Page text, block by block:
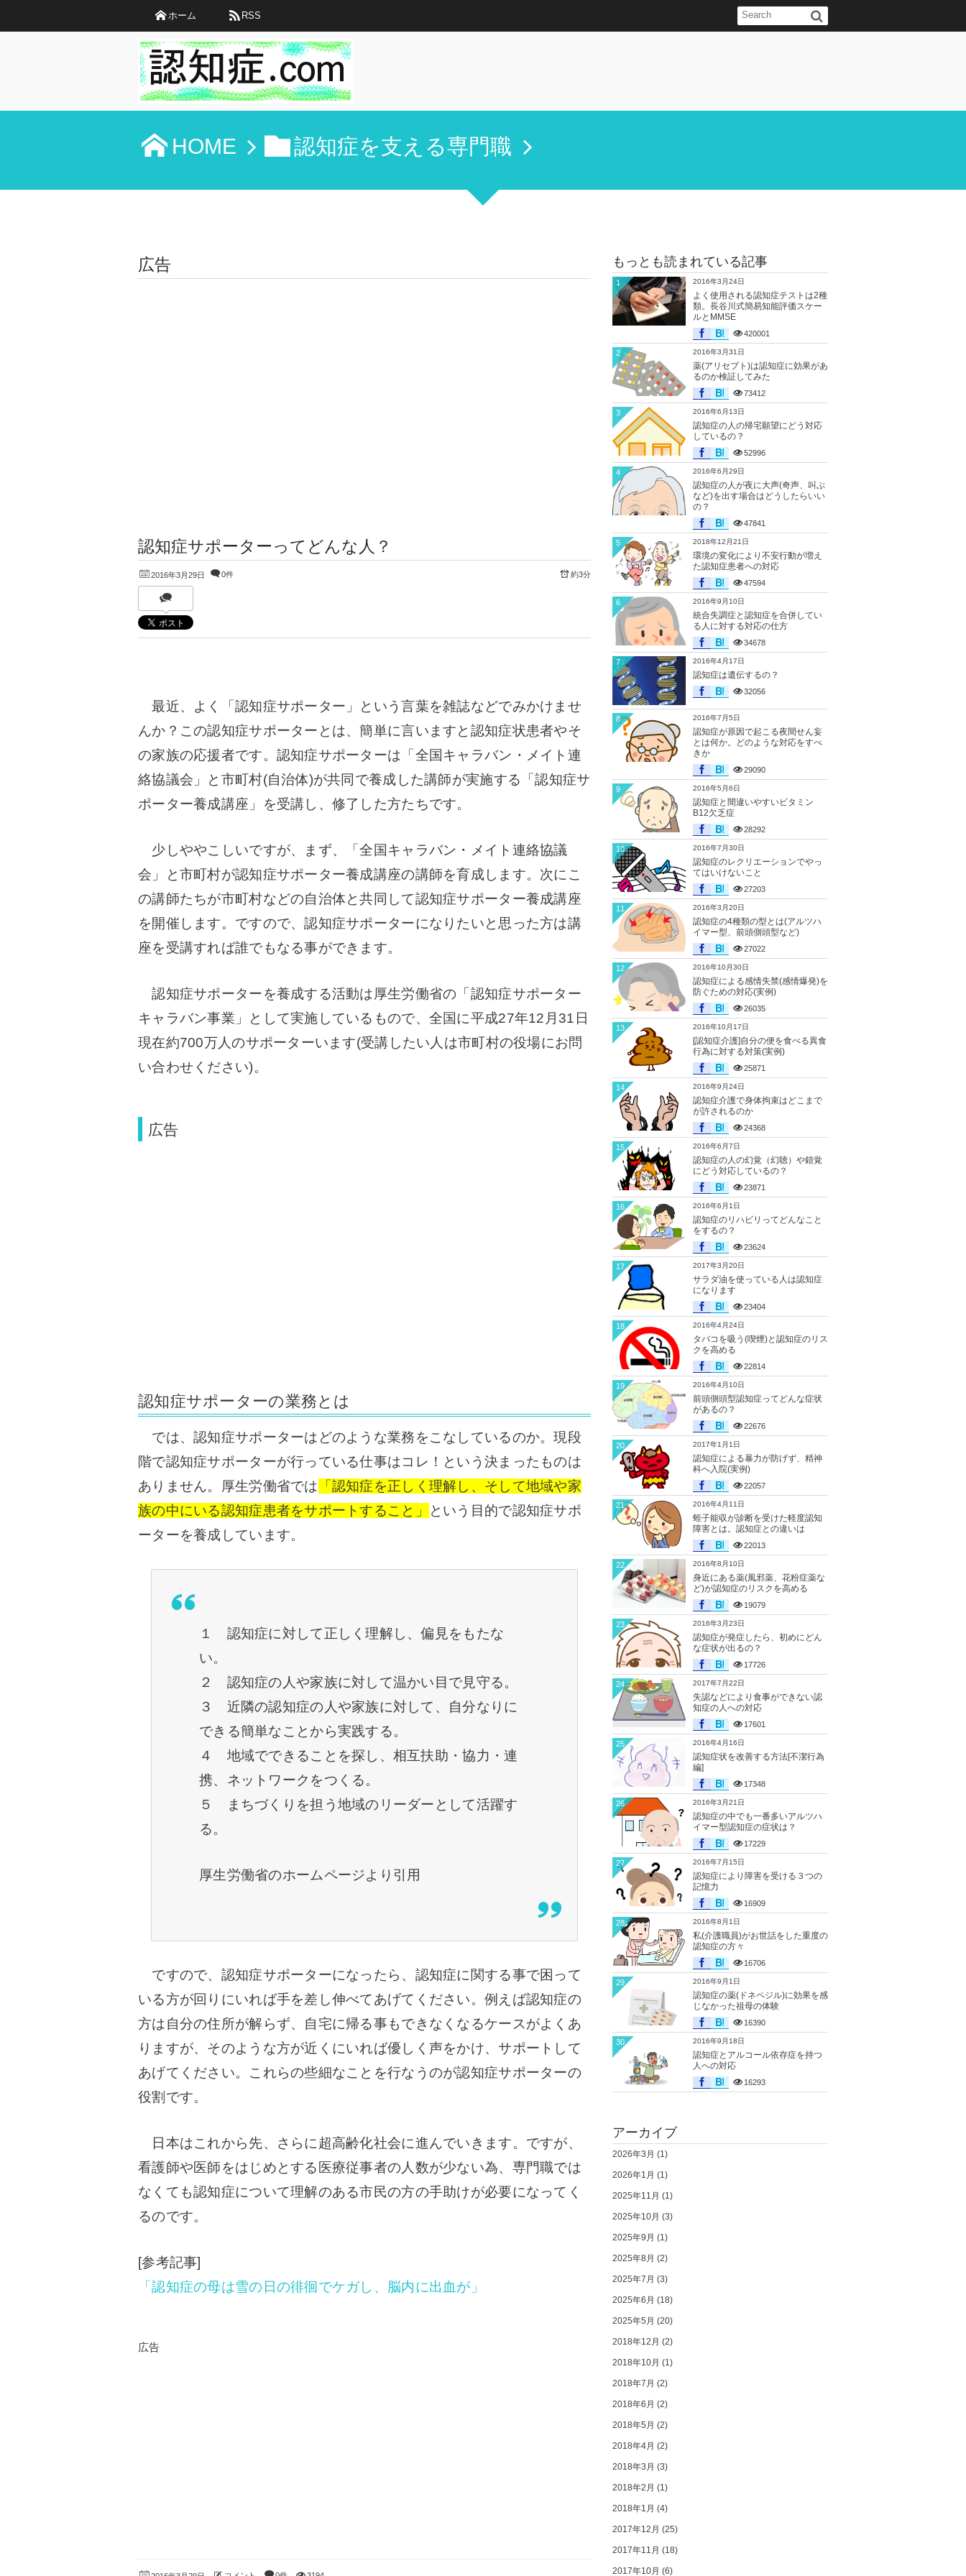
ホーム RSS
HOME 認知症を支える専門職
広告
認知症サポーターってどんな人？
2016年3月29日 0件 約3分
最近、よく「認知症サポーター」という言葉を雑誌などでみかけませ
んか？ この認知症サポーターとは、簡単に言いますと認知症状患者やそ
の家族の応援者です。 認知症サポーターは「全国キャラバン・メイト連
絡協議会 」と市町村(自治体)が共同で養成した講師が実施する「認知症サ
ポーター養成講座」を受講し、修了した方たちです。
少しややこしいですが、
まず、「全国キャラバン・メイト連絡協議
会 」と市町村が認知症サポーター養成講座の講師を育成します。 次にこ
の講師たちが市町村などの自治体と共同して認知症サポーター養成講座
を開催します。 ですので、認知症サポーターになりたいと思った方は講
座を受講すれば誰でもなる事ができます。
認知症サポーターを養成する活動は厚生労働省の「認知症サポーター
キャラバン事業」として実施しているもので、全国に平成27年12月31日
現在約700万人のサポーターいます(受講したい人は市町村の役場にお問
い合わせください)。
広告
認知症サポーターの業務とは
では、認知症サポーターはどのような業務をこなしているのか。現段
階で認知症サポーターが行っている仕事はコレ！という決まったものは
ありません。
厚生労働省では 「認知症を正しく理解し、そして地域や家
族の中にいる認知症患者をサポートすること」
という目的で認知症サポ
ーターを養成しています。
１ 認知症に対して正しく理解し、偏見をもたな
い。
２ 認知症の人や家族に対して温かい目で見守る。
３ 近隣の認知症の人や家族に対して、自分なりに
できる簡単なことから実践する。
４ 地域でできることを探し、相互扶助・協力・連
携、ネットワークをつくる。
５ まちづくりを担う地域のリーダーとして活躍す
る。
厚生労働省のホームページより引用
ですので、認知症サポーターになったら、 認知症に関する事で困って
いる方が回りにいれば手を差し伸べてあげてください。 例えば認知症の
方は自分の住所が解らず、自宅に帰る事もできなくなるケースがよくあ
りますが、 そのような方が近くにいれば優しく声をかけ、サポートして
あげてください。 これらの些細なことを行なうのが認知症サポーターの
役割です。
日本はこれから先、さらに超高齢化社会に進んでいきます。 ですが、
看護師や医師をはじめとする医療従事者の人数が少ない為、専門職では
なくても認知症について理解のある市民の方の手助けが必要になってく
るのです。
[参考記事]
「認知症の母は雪の日の徘徊でケガし、脳内に出血が」
広告
もっとも読まれている記事
2016年3月24日
よく使用される認知症テストは2種
類。長谷川式簡易知能評価スケー
ルとMMSE
420001
1
2016年3月31日
薬(アリセプト)は認知症に効果があ
るのか検証してみた
73412
2
2016年6月13日
認知症の人の帰宅願望にどう対応
しているの？
52996
3
2016年6月29日
認知症の人が夜に大声(奇声、叫ぶ
など)を出す場合はどうしたらいい
の？
47841
4
2018年12月21日
環境の変化により不安行動が増え
た認知症患者への対応
47594
5
2016年9月10日
統合失調症と認知症を合併してい
る人に対する対応の仕方
34678
6
2016年4月17日
認知症は遺伝するの？
32056
7
2016年7月5日
認知症が原因で起こる夜間せん妄
とは何か。どのような対応をすべ
きか
29090
8
2016年5月6日
認知症と間違いやすいビタミン
B12欠乏症
28292
9
2016年7月30日
認知症のレクリエーションでやっ
てはいけないこと
27203
10
2016年3月20日
認知症の4種類の型とは(アルツハ
イマー型、前頭側頭型など)
27022
11
2016年10月30日
認知症による感情失禁(感情爆発)を
防ぐための対応(実例)
26035
12
2016年10月17日
[認知症介護]自分の便を食べる異食
行為に対する対策(実例)
25871
13
2016年9月24日
認知症介護で身体拘束はどこまで
が許されるのか
24368
14
2016年6月7日
認知症の人の幻覚（幻聴）や錯覚
にどう対応しているの？
23871
15
2016年6月1日
認知症のリハビリってどんなこと
をするの？
23624
16
2017年3月20日
サラダ油を使っている人は認知症
になります
23404
17
2016年4月24日
タバコを吸う(喫煙)と認知症のリス
クを高める
22814
18
2016年4月10日
前頭側頭型認知症ってどんな症状
があるの？
22676
19
2017年1月1日
認知症による暴力が防げず、精神
科へ入院(実例)
22057
20
2016年4月11日
蛭子能収が診断を受けた軽度認知
障害とは。認知症との違いは
22013
21
2016年8月10日
身近にある薬(風邪薬、花粉症薬な
ど)が認知症のリスクを高める
19079
22
2016年3月23日
認知症が発症したら、初めにどん
な症状が出るの？
17726
23
2017年7月22日
失認などにより食事ができない認
知症の人への対応
17601
24
2016年4月16日
認知症状を改善する方法[不潔行為
編]
17348
25
2016年3月21日
認知症の中でも一番多いアルツハ
イマー型認知症の症状は？
17229
26
2016年7月15日
認知症により障害を受ける３つの
記憶力
16909
27
2016年8月1日
私(介護職員)がお世話をした重度の
認知症の方々
16706
28
2016年9月1日
認知症の薬(ドネペジル)に効果を感
じなかった祖母の体験
16390
29
2016年9月18日
認知症とアルコール依存症を持つ
人への対応
16293
30
アーカイブ
2026年3月 (1)
2026年1月 (1)
2025年11月 (1)
2025年10月 (3)
2025年9月 (1)
2025年8月 (2)
2025年7月 (3)
2025年6月 (18)
2025年5月 (20)
2018年12月 (2)
2018年10月 (1)
2018年7月 (2)
2018年6月 (2)
2018年5月 (2)
2018年4月 (2)
2018年3月 (3)
2018年2月 (1)
2018年1月 (4)
2017年12月 (25)
2017年11月 (18)
2017年10月 (6)